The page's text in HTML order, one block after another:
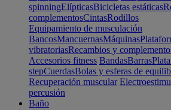
spinningElípticasBicicletas estáticas
complementosCintasRodillos
Equipamiento de musculación
BancosMancuernasMáquinas
vibratoriasRecambios y
Accesorios fitness BandasBarras
stepCuerdasBolas y esferas de
Recuperación muscular
percusión
Baño